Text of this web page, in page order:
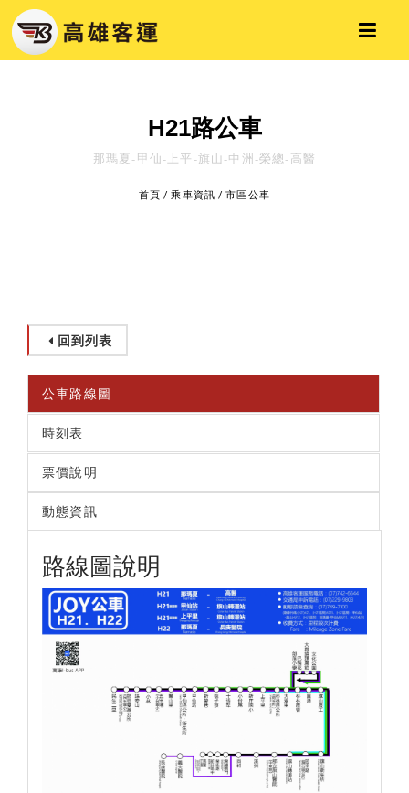
H21路公車
那瑪夏-甲仙-上平-旗山-中洲-榮總-高醫
首頁 /乘車資訊 /市區公車
回到列表
公車路線圖
時刻表
票價說明
動態資訊
路線圖說明